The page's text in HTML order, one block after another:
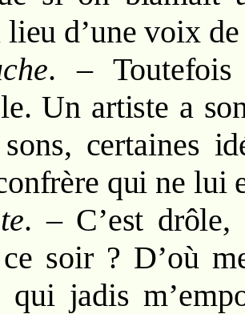
lieu d’une voix
. – Toutefois
Un artiste a
certaines
qui ne lui
. – C’est drôle,
soir ? D’où
qui jadis